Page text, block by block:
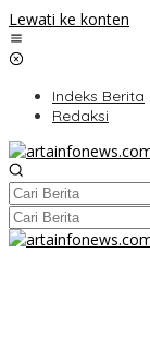
Lewati ke konten
Indeks Berita
Redaksi